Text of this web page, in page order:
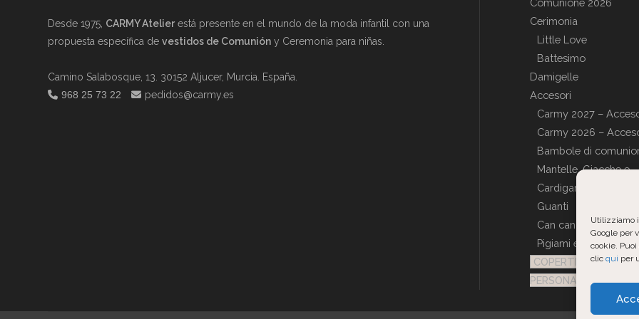
Utilizziamo
Google per
cookie.
clic qui per
Desde 1975, CARMY Atelier está presente en el mundo de la moda infantil con una
propuesta específica devestidos de Comunión y Ceremonia para niñas.
Camino Salabosque, 13. 30152 Aljucer, Murcia. España.
968 25 73 22
pedidos@carmy.es
Comunione 2026
Cerimonia
Little Love
Battesimo
Damigelle
Accesori
Carmy 2027 –
Carmy 2026 –
Bambole di
Mantelle, Giacche e
Cardigan
Guanti
Can can
Pigiami e Vestaglie
COPERTINE
PERSONALIZZATE